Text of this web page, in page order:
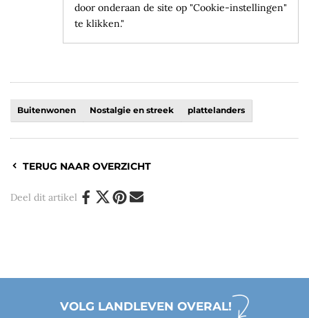
door onderaan de site op "Cookie-instellingen"
te klikken."
Buitenwonen Nostalgie en streek plattelanders
TERUG NAAR OVERZICHT
Deel dit artikel
VOLG LANDLEVEN OVERAL!